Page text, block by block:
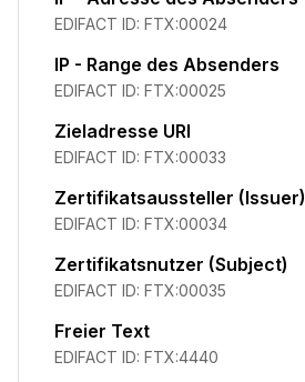
EDIFACT ID: FTX:00024
IP - Range des Absenders
EDIFACT ID: FTX:00025
Zieladresse URI
EDIFACT ID: FTX:00033
Zertifikatsaussteller (Issuer)
EDIFACT ID: FTX:00034
Zertifikatsnutzer (Subject)
EDIFACT ID: FTX:00035
Freier Text
EDIFACT ID: FTX:4440